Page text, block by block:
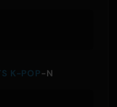
K-POP-N